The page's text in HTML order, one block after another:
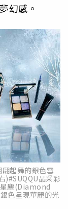
幻感。
起舞的銀色雪
)#SUQQU晶采彩
塵(Diamond
色呈現華麗的光